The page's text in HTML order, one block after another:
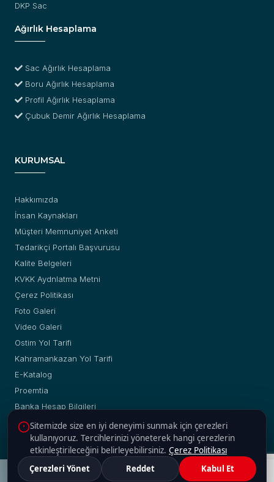
DKP Sac
Ağırlık Hesaplama
Sac Ağırlık Hesaplama
Boru Ağırlık Hesaplama
Profil Ağırlık Hesaplama
Çubuk Demir Ağırlık Hesaplama
KURUMSAL
Hakkımızda
İnsan Kaynakları
Müşteri Memnuniyet Anketi
Tedarikçi Portalı Başvurusu
Kalite Belgeleri
KVKK Aydnlatma Metni
Çerez Politikası
Foto Galeri
Video Galeri
Ostim Yol Tarifi
Kahramankazan Yol Tarifi
E-Katalog
Proemtia
Banka Hesap Bilgileri
© Copyright 2019 - 2026 | Yakup Yılmaz Boru Profil A.Ş. |
Web :
Sitemizde size en iyi deneyimi sunmak için çerezleri
kullanıyoruz. Tercihlerinizi yöneterek hangi çerezlerin
etkinleştirileceğini belirleyebilirsiniz. Çerez Politikası
Çerezleri Yönet
Reddet Kabul Et